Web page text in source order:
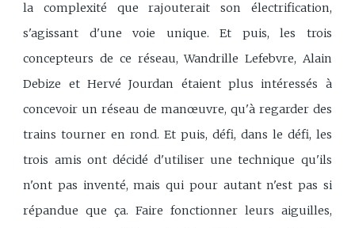
la complexité que rajouterait son électrification,
s'agissant d'une voie unique. Et puis, les trois
concepteurs de ce réseau, Wandrille Lefebvre, Alain
Debize et Hervé Jourdan étaient plus intéressés à
concevoir un réseau de manœuvre, qu'à regarder des
trains tourner en rond. Et puis, défi, dans le défi, les
trois amis ont décidé d'utiliser une technique qu'ils
n'ont pas inventé, mais qui pour autant n'est pas si
répandue que ça. Faire fonctionner leurs aiguilles,